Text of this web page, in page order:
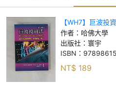
【WH7】巨波投
作者： 哈佛大學
出版社： 寰宇
ISBN：
NT$ 189